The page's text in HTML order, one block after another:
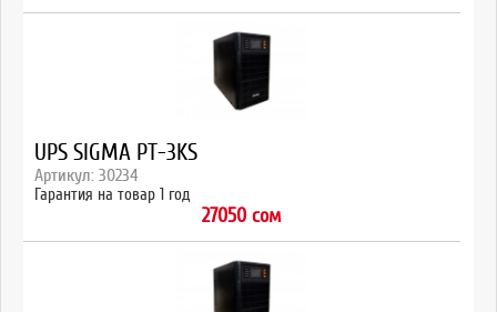
UPS SIGMA PT-3KS
Артикул: 30234
Гарантия на товар 1 год
27050 сом